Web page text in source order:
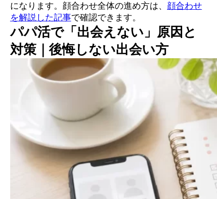
になります。顔合わせ全体の進め方は、 顔合わせ
を解説した記事で確認できます。
パパ活で「出会えない」原因と
対策｜後悔しない出会い方